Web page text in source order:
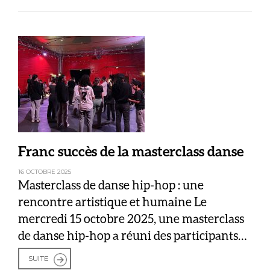
Franc succès de la masterclass danse
16 OCTOBRE 2025
Masterclass de danse hip-hop : une
rencontre artistique et humaine Le
mercredi 15 octobre 2025, une masterclass
de danse hip-hop a réuni des participants
venus d’horizons variés autour d’une
même passion : la danse urbaine. Organisée
SUITE